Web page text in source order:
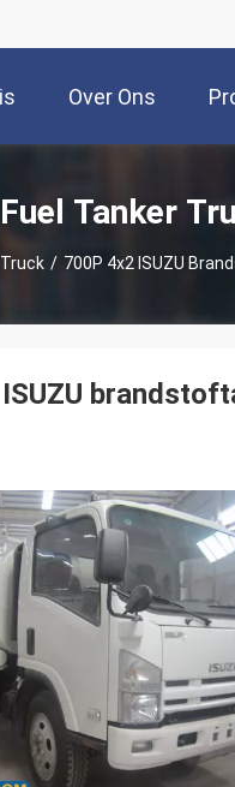
Over Ons
Tanker
/ 700P 4x2 ISUZU